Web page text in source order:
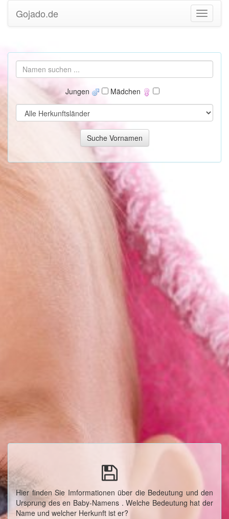
Gojado.de
Jungen Mädchen
Hier finden Sie Imformationen über die Bedeutung und den
Ursprung des en Baby-Namens . Welche Bedeutung hat der
Name und welcher Herkunft ist er?